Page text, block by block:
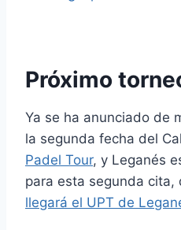
Próximo
Ya se ha anunciado de
la segunda fecha del
Padel Tour, y Leganés
para esta segunda cita,
llegará el UPT de